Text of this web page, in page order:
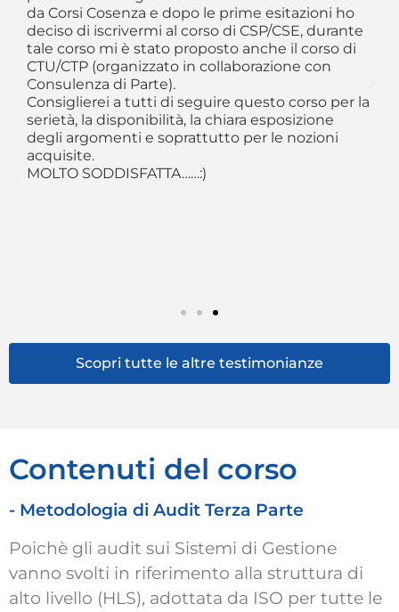
da Corsi Cosenza e dopo le prime esitazioni ho
deciso di iscrivermi al corso di CSP/CSE, durante
tale corso mi è stato proposto anche il corso di
CTU/CTP (organizzato in collaborazione con
Consulenza di Parte).
Consiglierei a tutti di seguire questo corso per la
serietà, la disponibilità, la chiara esposizione
degli argomenti e soprattutto per le nozioni
acquisite.
MOLTO SODDISFATTA……:)
Scopri tutte le altre testimonianze
Contenuti del corso
- Metodologia di Audit Terza Parte​
Poichè gli audit sui Sistemi di Gestione
vanno svolti in riferimento alla struttura di
alto livello (HLS), adottata da ISO per tutte le